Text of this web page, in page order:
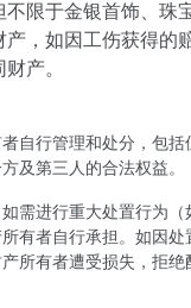
限于金银首饰、
，如因工伤获得
产。
自行管理和处分，包
及第三人的合法权益。
需进行重大处置行为
有者自行承担。如因
所有者遭受损失，拒绝